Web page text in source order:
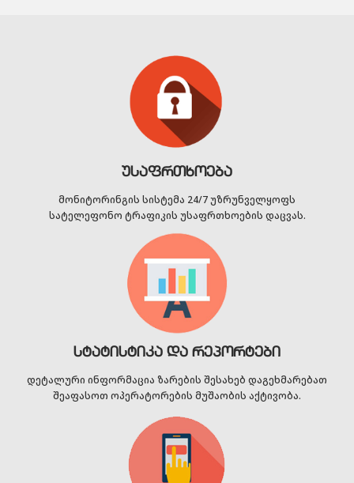
სტატისტიკა და რეპორტები
დეტალური ინფორმაცია ზარების შესახებ დაგეხმარებათ
შეაფასოთ ოპერატორების მუშაობის აქტივობა.
უსაფრთხოება
მონიტორინგის სისტემა 24/7 უზრუნველყოფს
სატელეფონო ტრაფიკის უსაფრთხოების დაცვას.